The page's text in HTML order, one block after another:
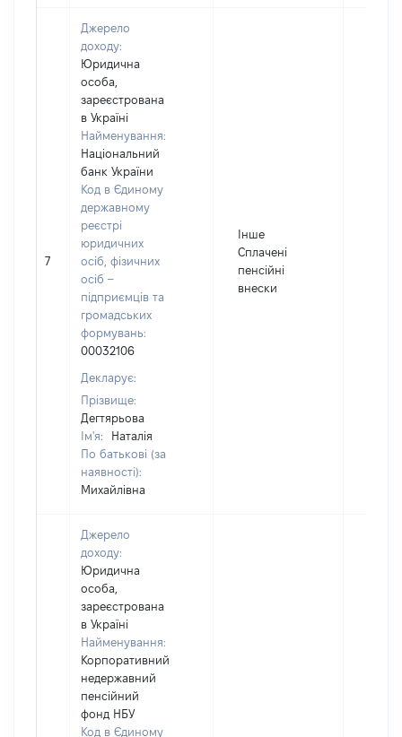
7
Джерело
доходу:
Юридична
особа,
зареєстрована
в Україні
Найменування:
Національний
банк України
Код в Єдиному
державному
реєстрі
юридичних
осіб, фізичних
осіб –
підприємців та
громадських
формувань:
00032106
Декларує:
Прізвище:
Дегтярьова
Ім'я:
Наталія
По батькові (за
наявності):
Михайлівна
Інше
Сплачені
пенсійні
внески
Джерело
доходу:
Юридична
особа,
зареєстрована
в Україні
Найменування:
Корпоративний
недержавний
пенсійний
фонд НБУ
Код в Єдиному